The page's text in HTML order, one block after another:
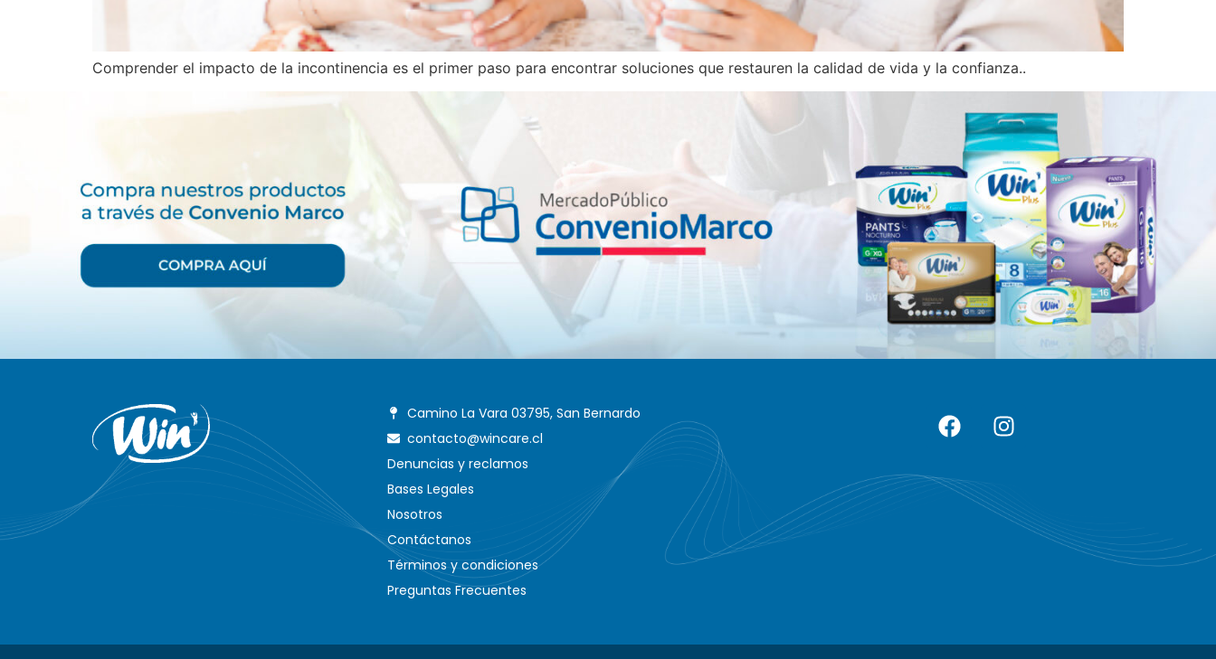
Comprender el impacto de la incontinencia es el primer paso para encontrar soluciones que restauren la calidad de vida y la confianza..
Camino La Vara 03795, San Bernardo
contacto@wincare.cl
Denuncias y reclamos
Bases Legales
Nosotros
Contáctanos
Términos y condiciones
Preguntas Frecuentes